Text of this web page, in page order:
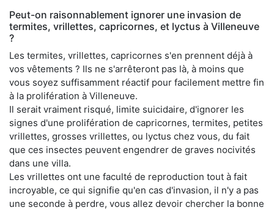
Peut-on raisonnablement ignorer une invasion de
termites, vrillettes, capricornes, et lyctus à Villeneuve
?
Les termites, vrillettes, capricornes s'en prennent déjà à
vos vêtements ? Ils ne s'arrêteront pas là, à moins que
vous soyez suffisamment réactif pour facilement mettre fin
à la prolifération à Villeneuve.
Il serait vraiment risqué, limite suicidaire, d'ignorer les
signes d'une prolifération de capricornes, termites, petites
vrillettes, grosses vrillettes, ou lyctus chez vous, du fait
que ces insectes peuvent engendrer de graves nocivités
dans une villa.
Les vrillettes ont une faculté de reproduction tout à fait
incroyable, ce qui signifie qu'en cas d'invasion, il n'y a pas
une seconde à perdre, vous allez devoir chercher la bonne